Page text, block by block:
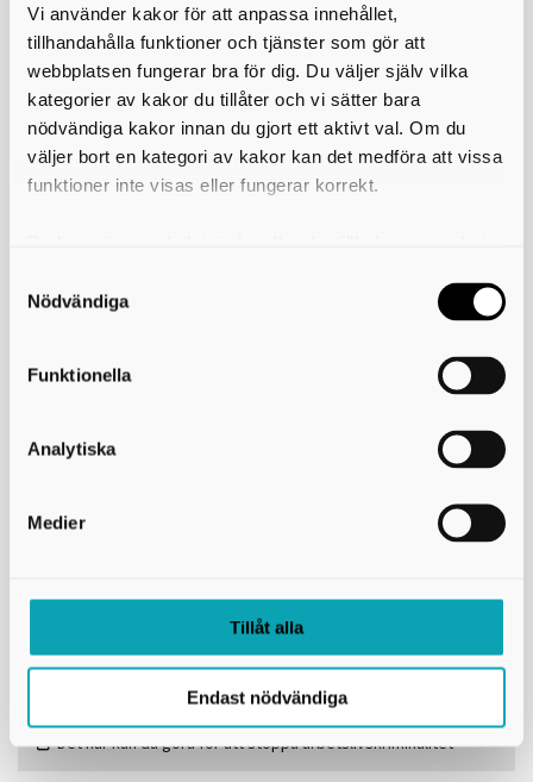
Vi använder kakor för att anpassa innehållet,
tillhandahålla funktioner och tjänster som gör att
webbplatsen fungerar bra för dig. Du väljer själv vilka
kategorier av kakor du tillåter och vi sätter bara
nödvändiga kakor innan du gjort ett aktivt val. Om du
väljer bort en kategori av kakor kan det medföra att vissa
funktioner inte visas eller fungerar korrekt.
användning av kakor som du hittar längst ner på sidan
Nödvändiga
Funktionella
Analytiska
Medier
Tillåt alla
Endast nödvändiga
Informationsinsatser kring problematiken med arbetslivskriminalitet
bidrar till en ökad förståelse och vaksamhet hos allmänheten, men
också att utsatta arbetstagare får bättre kännedom om sina
rättigheter på den svenska arbetsmarknaden.
Områden med ökad risk
Branscher där risken är förhöjd gällande förekomst av
arbetslivskriminalitet:
Personlig assistans
Restaurang
Tandvård
Arbetsmiljöverket har mycket material kring vad som kan göras för
attstoppa arbetslivskriminalitet
. Det handlar både om vad som
förekomst av arbetslivskriminalitet inom olika branscher.
Skriv ut
Det här kan du göra för att stoppa arbetslivskriminalitet